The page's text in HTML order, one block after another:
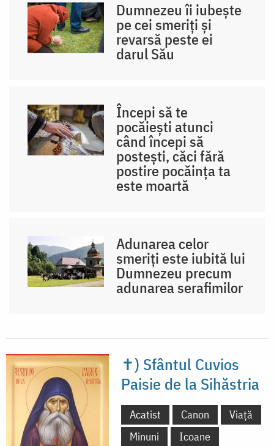
Dumnezeu îi iubește
pe cei smeriți și
revarsă peste ei
darul Său
Începi să te
pocăiești atunci
când începi să
postești, căci fără
postire pocăința ta
este moartă
Adunarea celor
smeriți este iubită lui
Dumnezeu precum
adunarea serafimilor
✝) Sfântul Cuvios
Paisie de la Sihăstria
Acatist Canon
Viață
Minuni
Icoane